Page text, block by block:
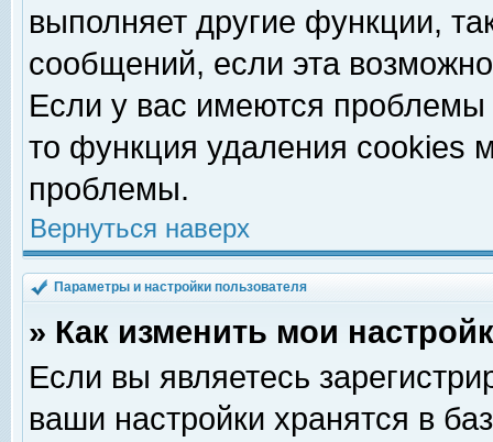
выполняет другие функции,
сообщений, если эта
Если у вас имеются
то функция удаления cookies
проблемы.
Вернуться наверх
Параметры и настройки пользователя
» Как изменить мои
Если вы являетесь
ваши настройки хранятся в